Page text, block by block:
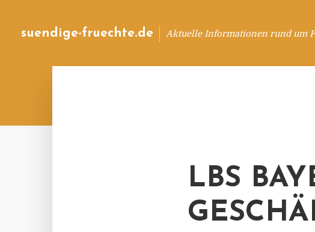
suendige-fruechte.de Aktuelle Informationen rund um
LBS